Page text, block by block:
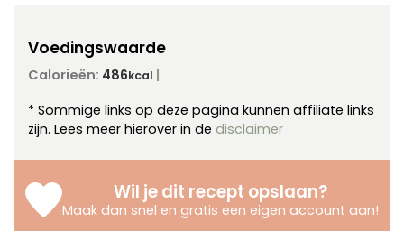
Voedingswaarde
Calorieën: 486kcal
* Sommige links op deze pagina kunnen affiliate links
zijn. Lees meer hierover in de
disclaimer
Wil je dit recept opslaan?
Maak dan snel en gratis een eigen account aan!